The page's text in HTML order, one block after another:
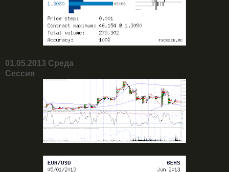
01.05.2013 Среда
Сессия